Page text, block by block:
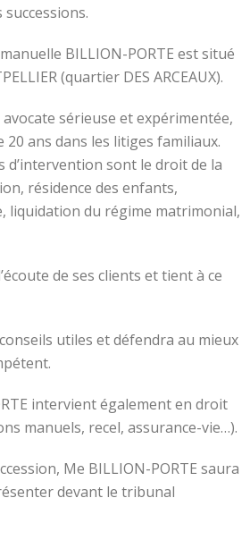
BILLION-PORTE est situé
(quartier DES ARCEAUX).
sérieuse et expérimentée,
ans dans les litiges familiaux.
d’intervention sont le droit de la
résidence des enfants,
liquidation du régime matrimonial,
de ses clients et tient à ce
utiles et défendra au mieux
intervient également en droit
manuels, recel, assurance-vie…).
Me BILLION-PORTE saura
devant le tribunal